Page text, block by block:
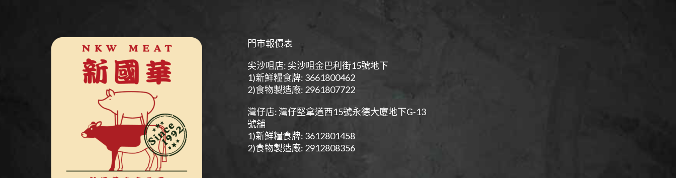
門市報價表
尖沙咀店: 尖沙咀金巴利街15號地下
1)新鮮糧食牌: 3661800462
2)食物製造廠: 2961807722
灣仔店: 灣仔堅拿道西15號永德大廈地下G-13
號舖
1)新鮮糧食牌: 3612801458
2)食物製造廠: 2912808356